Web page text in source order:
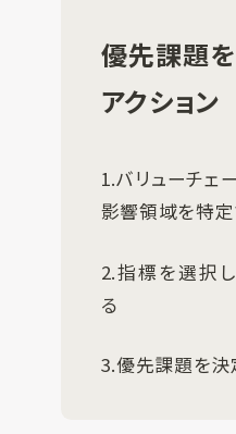
優先課題
アクション
1.バリューチェ
影響領域を特定
2.指標を選択
る
3.優先課題を決